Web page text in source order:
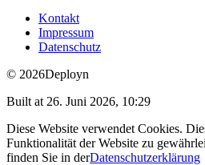
Kontakt
Impressum
Datenschutz
© 2026Deployn
Built at 26. Juni 2026, 10:29
Diese Website verwendet Cookies.
Funktionalität der Website zu
finden Sie in derDatenschutzerklärung